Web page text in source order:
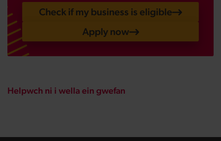
Check if my business is eligible
Apply now
Helpwch ni i wella ein gwefan